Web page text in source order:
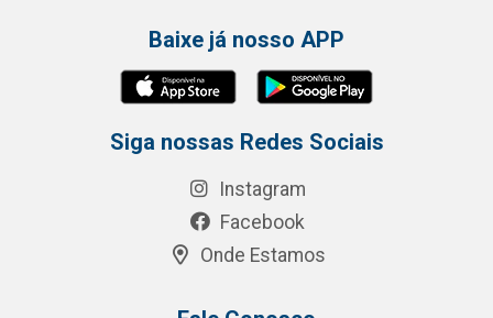
Baixe já nosso APP
Siga nossas Redes Sociais
Instagram
Facebook
Onde Estamos